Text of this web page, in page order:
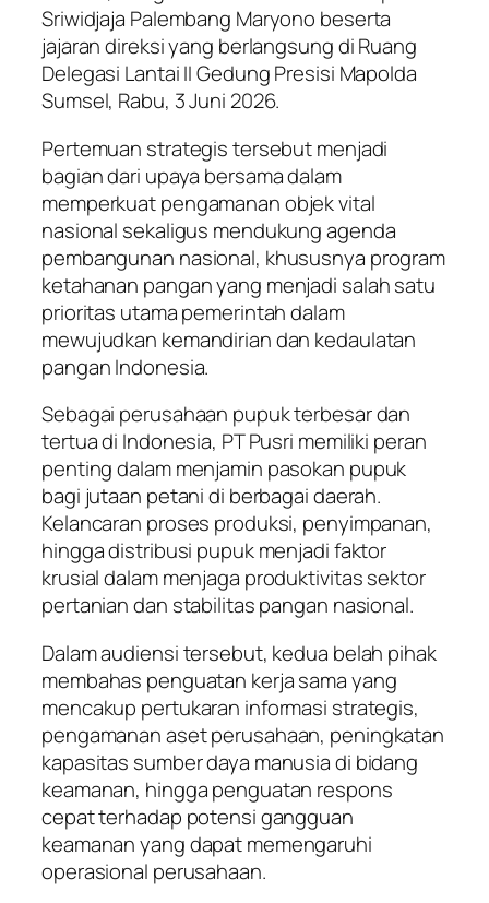
Sriwidjaja Palembang Maryono beserta
jajaran direksi yang berlangsung di Ruang
Delegasi Lantai II Gedung Presisi Mapolda
Sumsel, Rabu, 3 Juni 2026.
Pertemuan strategis tersebut menjadi
bagian dari upaya bersama dalam
memperkuat pengamanan objek vital
nasional sekaligus mendukung agenda
pembangunan nasional, khususnya program
ketahanan pangan yang menjadi salah satu
prioritas utama pemerintah dalam
mewujudkan kemandirian dan kedaulatan
pangan Indonesia.
Sebagai perusahaan pupuk terbesar dan
tertua di Indonesia, PT Pusri memiliki peran
penting dalam menjamin pasokan pupuk
bagi jutaan petani di berbagai daerah.
Kelancaran proses produksi, penyimpanan,
hingga distribusi pupuk menjadi faktor
krusial dalam menjaga produktivitas sektor
pertanian dan stabilitas pangan nasional.
Dalam audiensi tersebut, kedua belah pihak
membahas penguatan kerja sama yang
mencakup pertukaran informasi strategis,
pengamanan aset perusahaan, peningkatan
kapasitas sumber daya manusia di bidang
keamanan, hingga penguatan respons
cepat terhadap potensi gangguan
keamanan yang dapat memengaruhi
operasional perusahaan.